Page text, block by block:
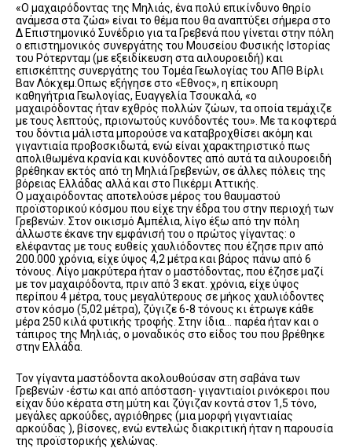
«Ο μαχαιρόδοντας της Μηλιάς, ένα πολύ επικίνδυνο θηρίο
ανάμεσα στα ζώα» είναι το θέμα που θα αναπτύξει σήμερα στο
Δ Επιστημονικό Συνέδριο για τα Γρεβενά που γίνεται στην πόλη
ο επιστημονικός συνεργάτης του Μουσείου Φυσικής Ιστορίας
του Ρότερνταμ (με εξειδίκευση στα αιλουροειδή) και
επισκέπτης συνεργάτης του Τομέα Γεωλογίας του ΑΠΘ Βίρλι
Βαν Λόκχεμ.Οπως εξήγησε στο «Εθνος», η επίκουρη
καθηγήτρια Γεωλογίας, Ευαγγελία Τσουκαλά, «ο
μαχαιρόδοντας ήταν εχθρός πολλών ζώων, τα οποία τεμάχιζε
με τους λεπτούς, πριονωτούς κυνόδοντές του». Με τα κοφτερά
του δόντια μάλιστα μπορούσε να καταβροχθίσει ακόμη και
γιγαντιαία προβοσκιδωτά, ενώ είναι χαρακτηριστικό πως
απολιθωμένα κρανία και κυνόδοντες από αυτά τα αιλουροειδή
βρέθηκαν εκτός από τη Μηλιά Γρεβενών, σε άλλες πόλεις της
βόρειας Ελλάδας αλλά και στο Πικέρμι Αττικής.
Ο μαχαιρόδοντας αποτελούσε μέρος του θαυμαστού
προϊστορικού κόσμου που είχε την έδρα του στην περιοχή των
Γρεβενών. Στον οικισμό Αμπέλια, λίγο έξω από την πόλη
άλλωστε έκανε την εμφάνισή του ο πρώτος γίγαντας: ο
ελέφαντας με τους ευθείς χαυλιόδοντες που έζησε πριν από
200.000 χρόνια, είχε ύψος 4,2 μέτρα και βάρος πάνω από 6
τόνους. Λίγο μακρύτερα ήταν ο μαστόδοντας, που έζησε μαζί
με τον μαχαιρόδοντα, πριν από 3 εκατ. χρόνια, είχε ύψος
περίπου 4 μέτρα, τους μεγαλύτερους σε μήκος χαυλιόδοντες
στον κόσμο (5,02 μέτρα), ζύγιζε 6-8 τόνους κι έτρωγε κάθε
μέρα 250 κιλά φυτικής τροφής. Στην ίδια… παρέα ήταν και ο
τάπιρος της Μηλιάς, ο μοναδικός στο είδος του που βρέθηκε
στην Ελλάδα.
Τον γίγαντα μαστόδοντα ακολουθούσαν στη σαβάνα των
Γρεβενών -έστω και από απόσταση- γιγαντιαίοι ρινόκεροι που
είχαν δύο κέρατα στη μύτη και ζύγιζαν κοντά στον 1,5 τόνο,
μεγάλες αρκούδες, αγριόθηρες (μια μορφή γιγαντιαίας
αρκούδας ), βίσονες, ενώ εντελώς διακριτική ήταν η παρουσία
της προϊστορικής χελώνας.